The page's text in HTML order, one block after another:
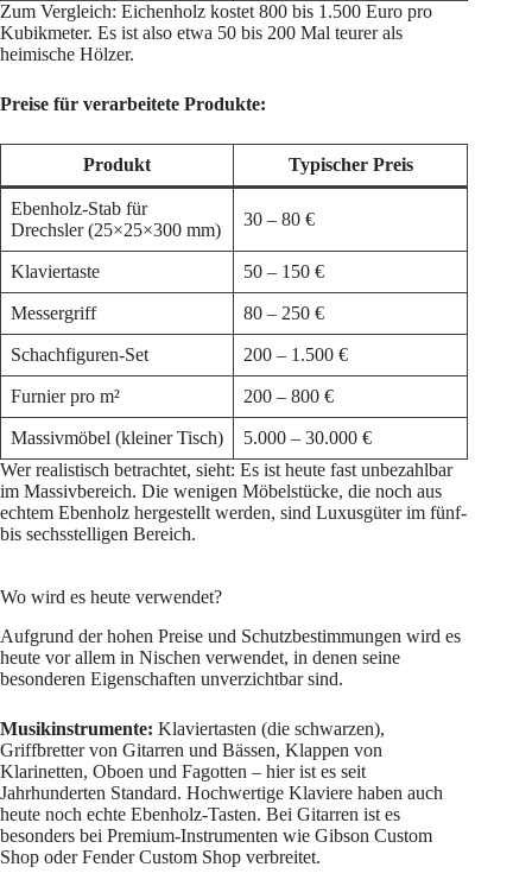
Zum Vergleich: Eichenholz kostet 800 bis 1.500 Euro pro
Kubikmeter. Es ist also etwa 50 bis 200 Mal teurer als
heimische Hölzer.
Preise für verarbeitete Produkte:
Produkt Typischer Preis
Ebenholz-Stab für
Drechsler (25×25×300 mm)
30 – 80 €
Klaviertaste 50 – 150 €
Messergriff 80 – 250 €
Schachfiguren-Set 200 – 1.500 €
Furnier pro m² 200 – 800 €
Massivmöbel (kleiner Tisch)
5.000 – 30.000 €
Wer realistisch betrachtet, sieht: Es ist heute fast unbezahlbar
im Massivbereich. Die wenigen Möbelstücke, die noch aus
echtem Ebenholz hergestellt werden, sind Luxusgüter im fünf-
bis sechsstelligen Bereich.
Wo wird es heute verwendet?
Aufgrund der hohen Preise und Schutzbestimmungen wird es
heute vor allem in Nischen verwendet, in denen seine
besonderen Eigenschaften unverzichtbar sind.
Musikinstrumente: Klaviertasten (die schwarzen),
Griffbretter von Gitarren und Bässen, Klappen von
Klarinetten, Oboen und Fagotten – hier ist es seit
Jahrhunderten Standard. Hochwertige Klaviere haben auch
heute noch echte Ebenholz-Tasten. Bei Gitarren ist es
besonders bei Premium-Instrumenten wie Gibson Custom
Shop oder Fender Custom Shop verbreitet.